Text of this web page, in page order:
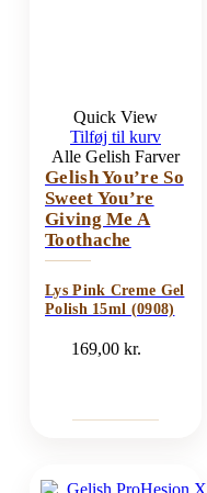
Quick View
Tilføj til kurv
Alle Gelish Farver
Gelish You’re So
Sweet You’re
Giving Me A
Toothache
Lys Pink Creme Gel
Polish 15ml (0908)
169,00kr.